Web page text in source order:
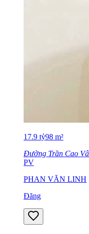
17.9 tỷ98 m²
Đường Trần Cao
PV
PHAN VĂN LINH
Đăng